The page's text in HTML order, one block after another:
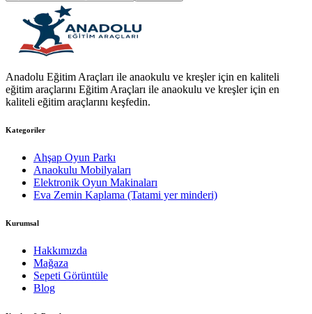
Anadolu Eğitim Araçları ile anaokulu ve kreşler için en kaliteli
eğitim araçlarını Eğitim Araçları ile anaokulu ve kreşler için en
kaliteli eğitim araçlarını keşfedin.
Kategoriler
Ahşap Oyun Parkı
Anaokulu Mobilyaları
Elektronik Oyun Makinaları
Eva Zemin Kaplama (Tatami yer minderi)
Kurumsal
Hakkımızda
Mağaza
Sepeti Görüntüle
Blog